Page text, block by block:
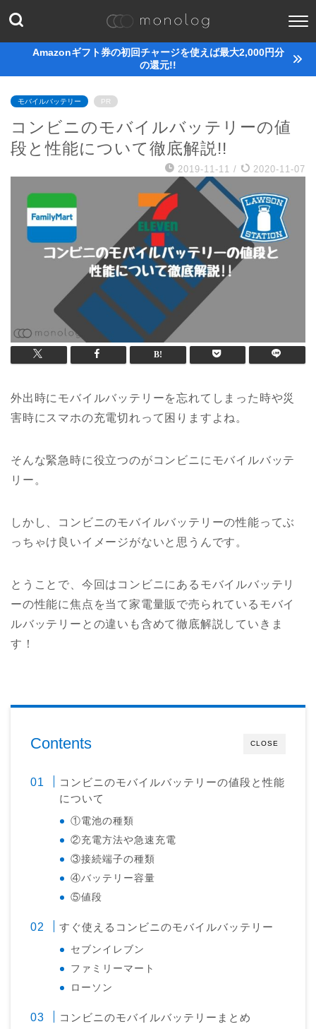
Amazonギフト券の初回チャージを使えば最大2,000円分
の還元!!
モバイルバッテリー PR
コンビニのモバイルバッテリーの値
段と性能について徹底解説!!
2019-11-11 / 2020-11-07
外出時にモバイルバッテリーを忘れてしまった時や災
害時にスマホの充電切れって困りますよね。
そんな緊急時に役立つのがコンビニにモバイルバッテ
リー。
しかし、コンビニのモバイルバッテリーの性能ってぶ
っちゃけ良いイメージがないと思うんです。
とうことで、今回はコンビニにあるモバイルバッテリ
ーの性能に焦点を当て家電量販で売られているモバイ
ルバッテリーとの違いも含めて徹底解説していきま
す！
CLOSE
Contents
コンビニのモバイルバッテリーの値段と性能
について
①電池の種類
②充電方法や急速充電
③接続端子の種類
④バッテリー容量
⑤値段
すぐ使えるコンビニのモバイルバッテリー
セブンイレブン
ファミリーマート
ローソン
コンビニのモバイルバッテリーまとめ